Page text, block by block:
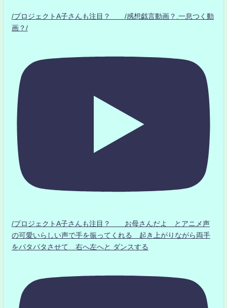
/プロジェクトA子さんも注目？ /感想戯言動画？.一息つく動
画？/
/プロジェクトA子さんも注目？ お母さんだよ とアニメ声
の可愛いらしい声で手を振ってくれる 起き上がりながら両手
をパタパタさせて 右へ左へと ダンスする